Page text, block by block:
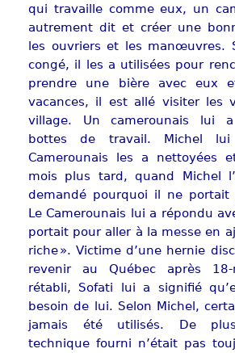
qui travaille comme eux, un
autrement dit et créer une
les ouvriers et les manœuvres.
congé, il les a utilisées pour
prendre une bière avec eux
vacances, il est allé visiter les
village. Un camerounais lui
bottes de travail. Michel
Camerounais les a nettoyées
mois plus tard, quand Michel
demandé pourquoi il ne portait
Le Camerounais lui a répondu
portait pour aller à la messe en
riche ». Victime d’une hernie
revenir au Québec après
rétabli, Sofati lui a signifié
besoin de lui. Selon Michel,
jamais été utilisés. De plus
technique fourni n’était pas